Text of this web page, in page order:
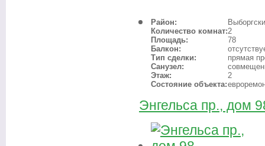
Район:
Количество комнат:2
Площадь:
78
Балкон:
Тип сделки:
прямая
Санузел:
Этаж:
2
Состояние объекта:
Энгельса пр., дом